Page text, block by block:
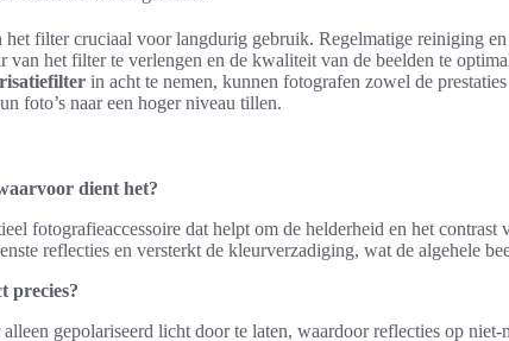
het filter cruciaal voor langdurig gebruik. Regelmatige reiniging
van het filter te verlengen en de kwaliteit van de beelden te
in acht te nemen, kunnen fotografen zowel de
foto’s naar een hoger niveau tillen.
dient het?
fotografieaccessoire dat helpt om de helderheid en het contrast
reflecties en versterkt de kleurverzadiging, wat de algehele
precies?
gepolariseerd licht door te laten, waardoor reflecties op niet-